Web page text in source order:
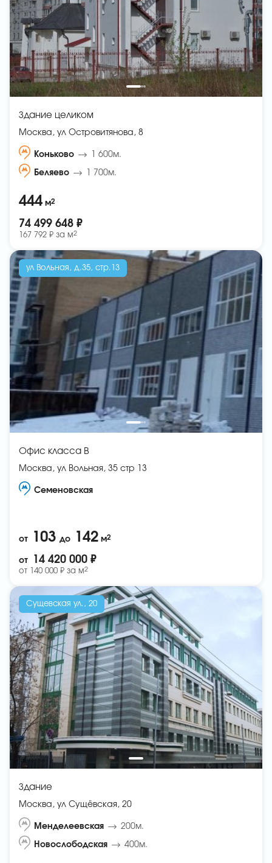
Здание целиком
Москва, ул Островитянова, 8
Коньково 1 600м.
Беляево 1 700м.
444 м2
74 499 648 ₽
167 792 ₽ за м2
ул Вольная, д.35, стр.13
Офис класса B
Москва, ул Вольная, 35 стр 13
Семеновская
от 103 до 142 м2
от 14 420 000 ₽
от 140 000 ₽ за м2
Сущевская ул., 20
Здание
Москва, ул Сущёвская, 20
Менделеевская 200м.
Новослободская 400м.